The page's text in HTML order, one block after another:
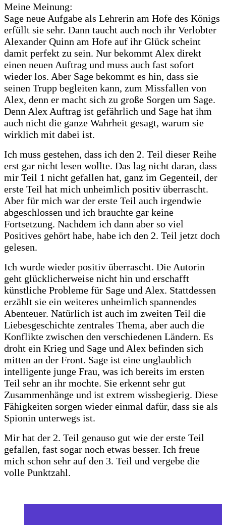
Meine Meinung:
Sage neue Aufgabe als Lehrerin am Hofe des Königs
erfüllt sie sehr. Dann taucht auch noch ihr Verlobter
Alexander Quinn am Hofe auf ihr Glück scheint
damit perfekt zu sein. Nur bekommt Alex direkt
einen neuen Auftrag und muss auch fast sofort
wieder los. Aber Sage bekommt es hin, dass sie
seinen Trupp begleiten kann, zum Missfallen von
Alex, denn er macht sich zu große Sorgen um Sage.
Denn Alex Auftrag ist gefährlich und Sage hat ihm
auch nicht die ganze Wahrheit gesagt, warum sie
wirklich mit dabei ist.
Ich muss gestehen, dass ich den 2. Teil dieser Reihe
erst gar nicht lesen wollte. Das lag nicht daran, dass
mir Teil 1 nicht gefallen hat, ganz im Gegenteil, der
erste Teil hat mich unheimlich positiv überrascht.
Aber für mich war der erste Teil auch irgendwie
abgeschlossen und ich brauchte gar keine
Fortsetzung. Nachdem ich dann aber so viel
Positives gehört habe, habe ich den 2. Teil jetzt doch
gelesen.
Ich wurde wieder positiv überrascht. Die Autorin
geht glücklicherweise nicht hin und erschafft
künstliche Probleme für Sage und Alex. Stattdessen
erzählt sie ein weiteres unheimlich spannendes
Abenteuer. Natürlich ist auch im zweiten Teil die
Liebesgeschichte zentrales Thema, aber auch die
Konflikte zwischen den verschiedenen Ländern. Es
droht ein Krieg und Sage und Alex befinden sich
mitten an der Front. Sage ist eine unglaublich
intelligente junge Frau, was ich bereits im ersten
Teil sehr an ihr mochte. Sie erkennt sehr gut
Zusammenhänge und ist extrem wissbegierig. Diese
Fähigkeiten sorgen wieder einmal dafür, dass sie als
Spionin unterwegs ist.
Mir hat der 2. Teil genauso gut wie der erste Teil
gefallen, fast sogar noch etwas besser. Ich freue
mich schon sehr auf den 3. Teil und vergebe die
volle Punktzahl.